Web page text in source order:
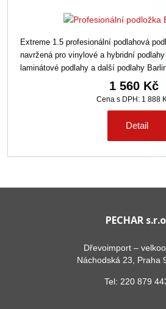
Extreme 1.5 profesionální podlahová
navržená pro vinylové a hybridní
laminátové podlahy a další podlahy
1 560 Kč
Cena s DPH: 1 888
Detail
PECHAR
Dřevoimport –
Náchodská 23, Praha
Tel: 220 879